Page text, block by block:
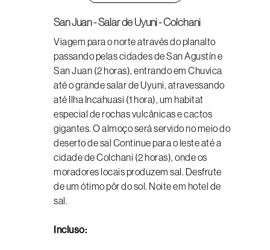
San Juan - Salar de Uyuni - Colchani
Viagem para o norte através do planalto
passando pelas cidades de San Agustín e
San Juan (2 horas), entrando em Chuvica
até o grande salar de Uyuni, atravessando
até Ilha Incahuasi (1 hora), um habitat
especial de rochas vulcânicas e cactos
gigantes. O almoço será servido no meio do
deserto de sal Continue para o leste até a
cidade de Colchani (2 horas), onde os
moradores locais produzem sal. Desfrute
de um ótimo pôr do sol. Noite em hotel de
sal.
Incluso: